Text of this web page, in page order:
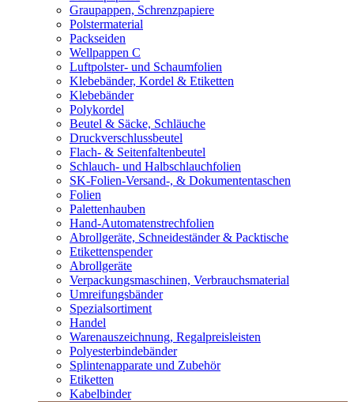
Graupappen, Schrenzpapiere
Polstermaterial
Packseiden
Wellpappen C
Luftpolster- und Schaumfolien
Klebebänder, Kordel & Etiketten
Klebebänder
Polykordel
Beutel & Säcke, Schläuche
Druckverschlussbeutel
Flach- & Seitenfaltenbeutel
Schlauch- und Halbschlauchfolien
SK-Folien-Versand-, & Dokumententaschen
Folien
Palettenhauben
Hand-Automatenstrechfolien
Abrollgeräte, Schneideständer & Packtische
Etikettenspender
Abrollgeräte
Verpackungsmaschinen, Verbrauchsmaterial
Umreifungsbänder
Spezialsortiment
Handel
Warenauszeichnung, Regalpreisleisten
Polyesterbindebänder
Splintenapparate und Zubehör
Etiketten
Kabelbinder